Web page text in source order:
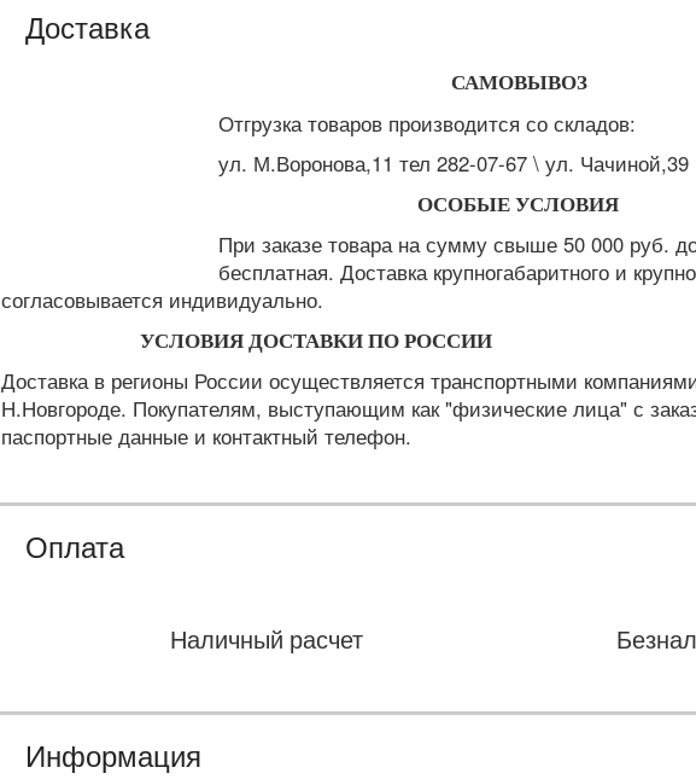
Доставка
САМОВЫВОЗ
Отгрузка товаров производится со складов:
ул. М.Воронова,11 тел 282-07-67 \ ул.
ОСОБЫЕ УСЛОВИЯ
При заказе товара на сумму свыше 50 000 руб.
бесплатная. Доставка крупногабаритного и
согласовывается индивидуально.
УСЛОВИЯ ДОСТАВКИ ПО РОССИИ
Доставка в регионы России осуществляется транспортными
Н.Новгороде. Покупателям, выступающим как "физические лица" с
паспортные данные и контактный телефон.
Оплата
Наличный расчет Безналичный
Информация